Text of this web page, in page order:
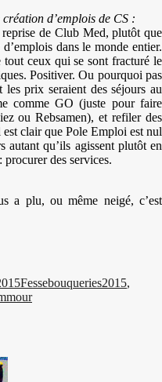
d’emplois de CS :
de Club Med, plutôt que
dans le monde entier.
ceux qui se sont fracturé le
Positiver. Ou pourquoi pas
prix seraient des séjours au
comme GO (juste pour faire
ou Rebsamen), et refiler des
clair que Pole Emploi est nul
qu’ils agissent plutôt en
des services.
a plu, ou même neigé, c’est
Fessebouqueries2015,